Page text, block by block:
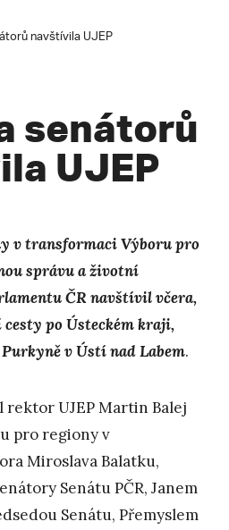
navštívila UJEP
senátorů
UJEP
v transformaci Výboru pro
správu a životní
ČR navštívil včera,
po Ústeckém kraji,
v Ústí nad Labem.
rektor UJEP Martin Balej
pro regiony v
Miroslava Balatku,
Senátu PČR, Janem
Senátu, Přemyslem